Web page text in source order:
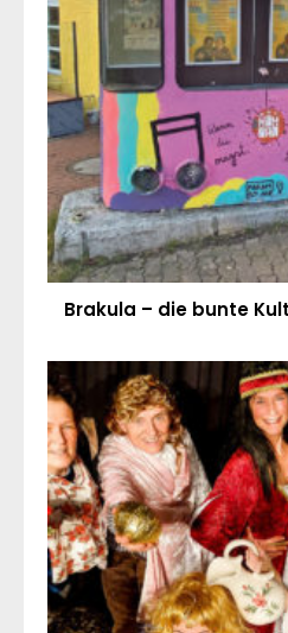
Brakula – die bunte